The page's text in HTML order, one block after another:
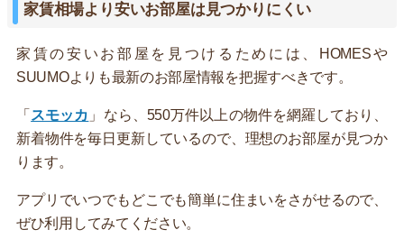
家賃相場より安いお部屋は見つかりにくい
家賃の安いお部屋を見つけるためには、HOMESや
SUUMOよりも最新のお部屋情報を把握すべきです。
「 スモッカ 」なら、550万件以上の物件を網羅しており、
新着物件を毎日更新しているので、理想のお部屋が見つか
ります。
アプリでいつでもどこでも簡単に住まいをさがせるので、
ぜひ利用してみてください。